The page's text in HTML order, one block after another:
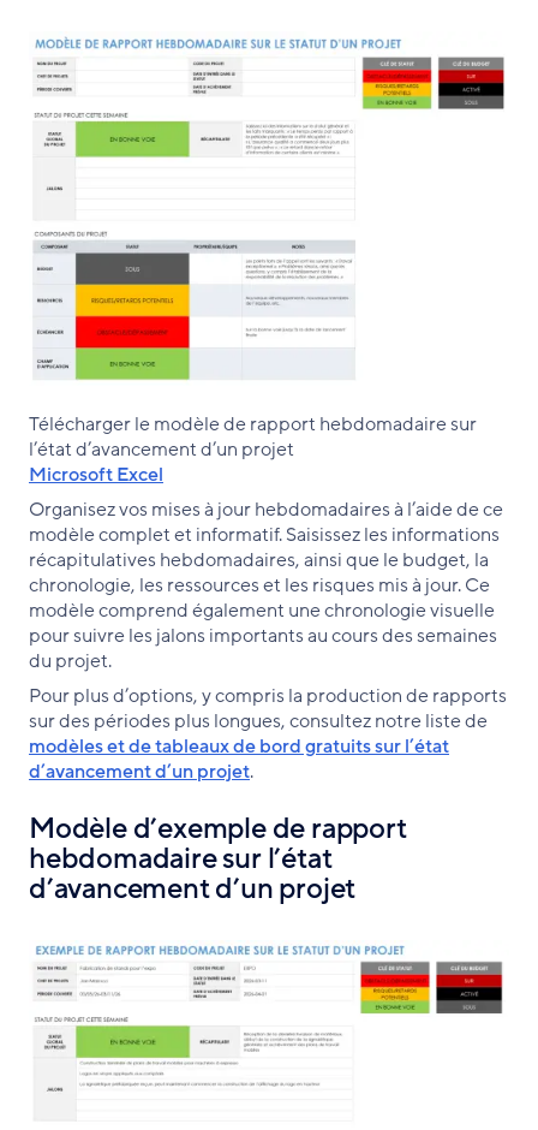
Télécharger le modèle de rapport hebdomadaire sur
l’état d’avancement d’un projet
Microsoft Excel
Organisez vos mises à jour hebdomadaires à l’aide de ce
modèle complet et informatif. Saisissez les informations
récapitulatives hebdomadaires, ainsi que le budget, la
chronologie, les ressources et les risques mis à jour. Ce
modèle comprend également une chronologie visuelle
pour suivre les jalons importants au cours des semaines
du projet.
Pour plus d’options, y compris la production de rapports
sur des périodes plus longues, consultez notre liste de
modèles et de tableaux de bord gratuits sur l’état
d’avancement d’un projet.
Modèle d’exemple de rapport
hebdomadaire sur l’état
d’avancement d’un projet